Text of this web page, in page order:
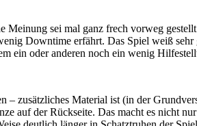
Meinung sei mal ganz frech vorweg
Downtime erfährt. Das Spiel weiß
ein oder anderen noch ein wenig
– zusätzliches Material ist (in der
auf der Rückseite. Das macht es nicht